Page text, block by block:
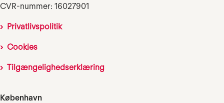
CVR-nummer: 16027901
Privatlivspolitik
Cookies
Tilgængelighedserklæring
København